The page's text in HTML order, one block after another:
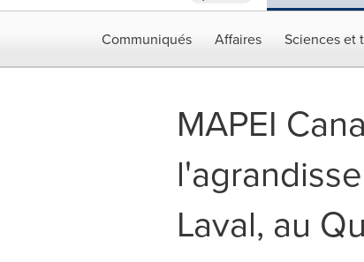
Communiqués Affaires Sciences et
MAPEI
Laval, au